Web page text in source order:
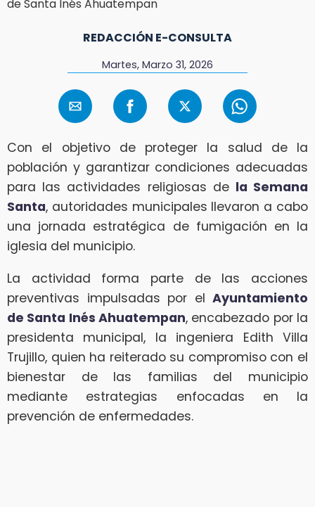
REDACCIÓN E-CONSULTA
Martes, Marzo 31, 2026
Con el objetivo de proteger la salud de la
población y garantizar condiciones adecuadas
para las actividades religiosas de la Semana
Santa, autoridades municipales llevaron a cabo
una jornada estratégica de fumigación en la
iglesia del municipio.
La actividad forma parte de las acciones
preventivas impulsadas por el Ayuntamiento
de Santa Inés Ahuatempan, encabezado por la
presidenta municipal, la ingeniera Edith Villa
Trujillo, quien ha reiterado su compromiso con el
bienestar de las familias del municipio
mediante estrategias enfocadas en la
prevención de enfermedades.